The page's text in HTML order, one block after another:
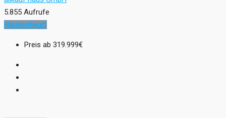
5.855 Aufrufe
Hausentwurf
Preis ab 319.999€